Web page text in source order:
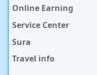
Online Earning
Service Center
Sura
Travel info